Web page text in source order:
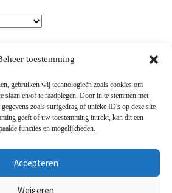
toestemming
gebruiken wij technologieën zoals cookies om
slaan en/of te raadplegen. Door in te stemmen met
zoals surfgedrag of unieke ID's op deze site
geeft of uw toestemming intrekt, kan dit een
functies en mogelijkheden.
Accepteren
Weigeren
en retouren-Algemene
-Betaalmethoden-Over ons